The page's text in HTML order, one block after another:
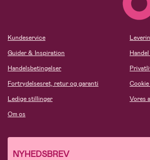
Kundeservice
Guider & Inspiration
Handelsbetingelser
Fortrydelsesret, retur og garanti
Ledige stillinger
Om os
Vores
NYHEDSBREV